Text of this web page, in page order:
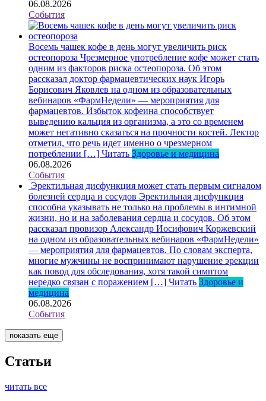
06.08.2026
События
Восемь чашек кофе в день могут увеличить риск
остеопороза Чрезмерное употребление кофе может стать
одним из факторов риска остеопороза. Об этом
рассказал доктор фармацевтических наук Игорь
Борисович Яковлев на одном из образовательных
вебинаров «ФармНедели» — мероприятия для
фармацевтов. Избыток кофеина способствует
выведению кальция из организма, а это со временем
может негативно сказаться на прочности костей. Лектор
отметил, что речь идет именно о чрезмерном
потреблении […] Читать Здоровье и медицина
06.08.2026
События
Эректильная дисфункция может стать первым сигналом
болезней сердца и сосудов Эректильная дисфункция
способна указывать не только на проблемы в интимной
жизни, но и на заболевания сердца и сосудов. Об этом
рассказал провизор Александр Иосифович Коржевский
на одном из образовательных вебинаров «ФармНедели»
— мероприятия для фармацевтов. По словам эксперта,
многие мужчины не воспринимают нарушение эрекции
как повод для обследования, хотя такой симптом
нередко связан с поражением […] Читать Здоровье и
медицина
06.08.2026
События
показать еще
Статьи
читать все